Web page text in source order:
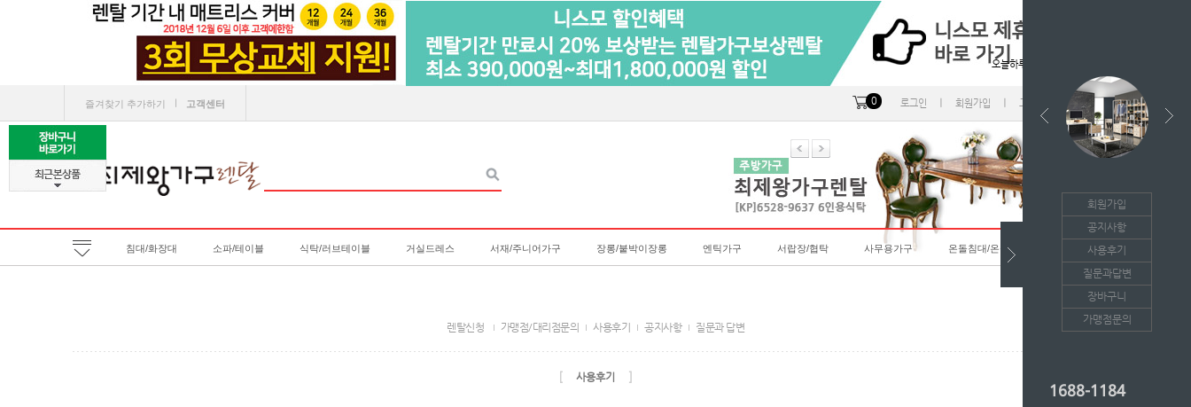
오늘하루 열지않음
즐겨찾기 추가하기 ㅣ 고객센터 0 로그인 회원가입 고객센터 ㅣ 마이페이지
침대/화장대 소파/테이블 식탁/러브테이블 거실드레스 서재/주니어가구 장롱/붙박이장롱 엔틱가구 서랍장/협탁 사무용가구 온돌침대/온돌소파
렌탈신청 가맹점/대리점문의 사용후기 공지사항 질문과 답변
[ 사용후기 ]
회원가입
공지사항
사용후기
질문과답변
장바구니
가맹점문의
1688-1184